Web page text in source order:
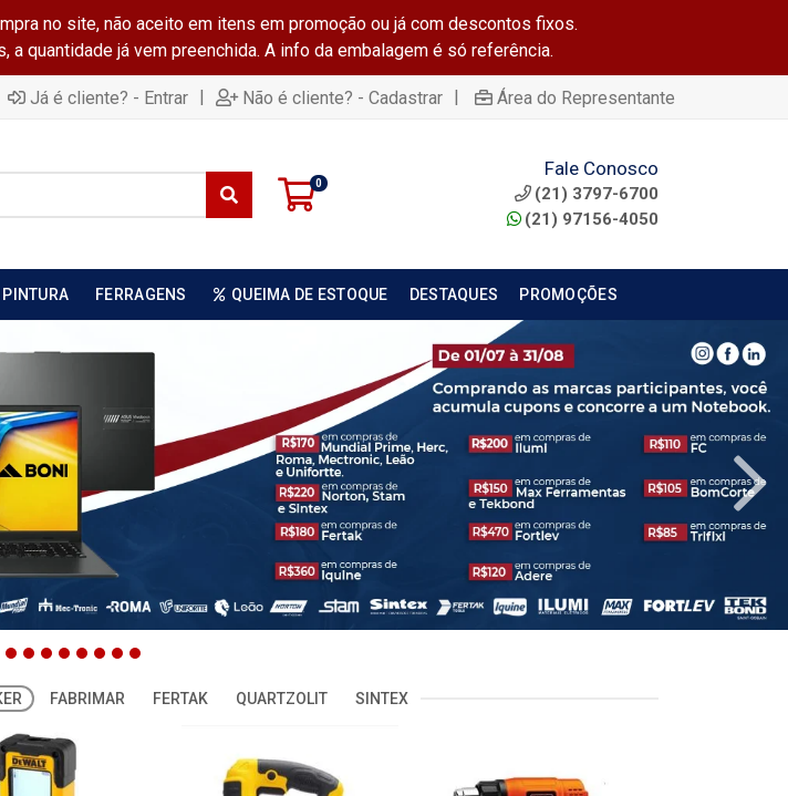
no site, não aceito em itens em promoção ou já com descontos fixos.
quantidade já vem preenchida. A info da embalagem é só referência.
Já é cliente? - Entrar | Não é cliente? - Cadastrar | Área do Representante
0
Fale Conosco
(21) 3797-6700
(21) 97156-4050
PINTURA FERRAGENS QUEIMA DE ESTOQUE DESTAQUES PROMOÇÕES
FABRIMAR FERTAK QUARTZOLIT SINTEX